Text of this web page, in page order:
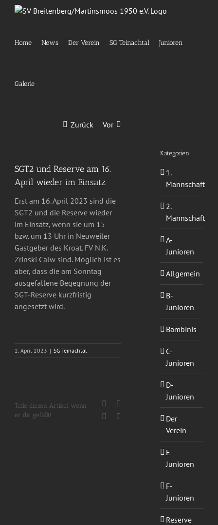
Home News Der Verein SG Teinachtal Junioren
Galerie
Zurück Vor
SGT2 und Reserve am 16.
April wieder im Einsatz
Erst am 16. April 2023 sind die
SGT2 und die Reserve wieder
im Einsatz, wenn sie um 15
bzw. um 13 Uhr in Neuweiler
Gastgeber des Kroat. FV N.K.
Zrinski Calw sind. Möglich ist es
aber, dass die am Sonntag
ausgefallene Begegnung der
SGT-Reserve kurzfristig
angesetzt wird.
2. April 2023 | SG Teinachtal
Teile diesen Artikel wenn
er dir gefällt!
Facebook
WhatsApp
Kategorien
1.
Mannschaft
2.
Mannschaft
A-
Junioren
Allgemein
B-
Junioren
Bambinis
C-
Junioren
D-
Junioren
Der
Verein
E-
Junioren
F-
Junioren
Reserve